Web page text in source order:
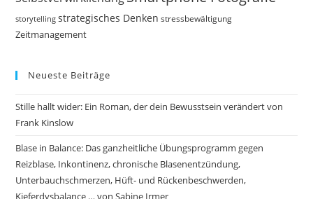
storytelling strategisches Denken stressbewältigung
Zeitmanagement
Neueste Beiträge
Stille hallt wider: Ein Roman, der dein Bewusstsein verändert von
Frank Kinslow
Blase in Balance: Das ganzheitliche Übungsprogramm gegen
Reizblase, Inkontinenz, chronische Blasenentzündung,
Unterbauchschmerzen, Hüft- und Rückenbeschwerden,
Kieferdysbalance … von Sabine Irmer